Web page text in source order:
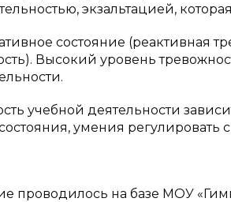
экзальтацией,
состояние (реактивная
Высокий уровень
учебной деятельности
умения регулировать
проводилось на базе МОУ